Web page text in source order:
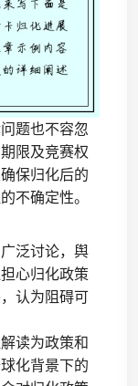
题也不容忽
限及竞赛权
保归化后的
不确定性。
泛讨论，舆
心归化政策
认为阻碍可
读为政策和
化背景下的